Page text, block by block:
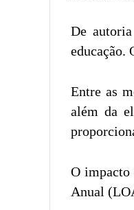
De
educação.
Entre as
além da
O impacto
Anual